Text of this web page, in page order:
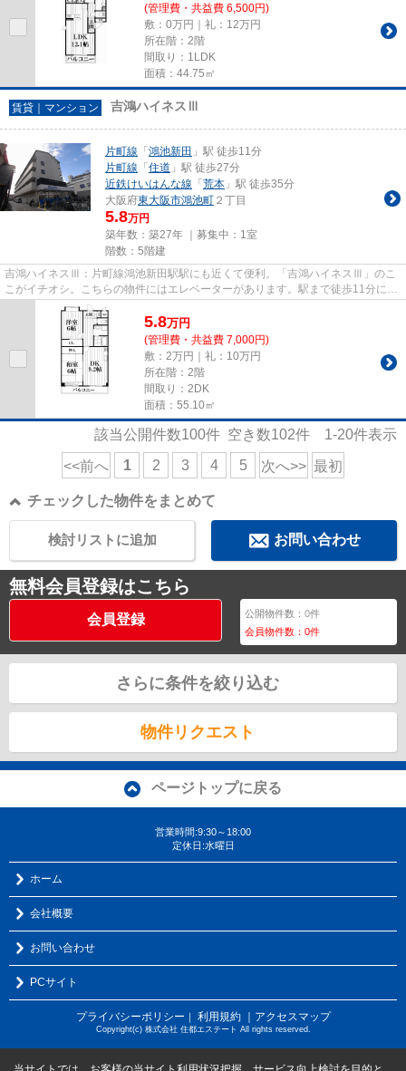
(管理費・共益費 6,500円)
敷：0万円｜礼：12万円
所在階：2階
間取り：1LDK
面積：44.75㎡
賃貸｜マンション 吉鴻ハイネスⅢ
片町線 「 鴻池新田 」駅 徒歩11分
片町線 「 住道 」駅 徒歩27分
近鉄けいはんな線 「 荒本 」駅 徒歩35分
大阪府東大阪市鴻池町 ２丁目
5.8万円
築年数：築27年 ｜募集中： 1室
階数：5階建
吉鴻ハイネスⅢ：片町線鴻池新田駅駅にも近くて便利。「吉鴻ハイネスⅢ」のこ
こがイチオシ。こちらの物件にはエレベーターがあります。駅まで徒歩11分に立
地する物件です。できるだけ早...
5.8万円
(管理費・共益費 7,000円)
敷：2万円｜礼：10万円
所在階：2階
間取り：2DK
面積：55.10㎡
該当公開件数100件 空き数102件 1-20件表示
<<前へ 1 2 3 4 5 次へ>> 最初
チェックした物件をまとめて
お問い合わせ
検討リストに追加
無料会員登録はこちら
会員登録 公開物件数：0件
会員物件数：0件
さらに条件を絞り込む
物件リクエスト
ページトップに戻る
営業時間:9:30～18:00
定休日:水曜日
ホーム
会社概要
お問い合わせ
PCサイト
プライバシーポリシー ｜ 利用規約 ｜アクセスマップ
Copyright(c) 株式会社 住都エステート All rights reserved.